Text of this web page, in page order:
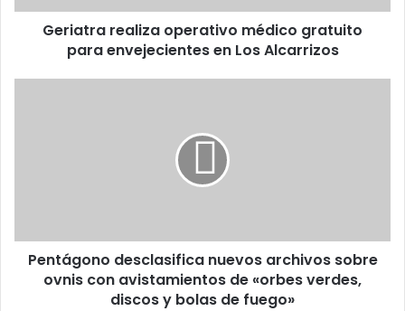
Los
AlcarrizosGeriatra realiza operativo médico gratuito
para envejecientes en Los Alcarrizos
de
«orbes
verdes,
Pentágono desclasifica nuevos archivos sobre
ovnis con avistamientos de «orbes verdes,
discos y bolas de fuego»